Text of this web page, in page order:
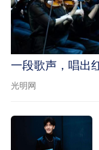
一段歌声，唱出
光明网